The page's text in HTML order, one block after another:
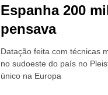
Espanha 200
pensava
Datação feita com técnicas
no sudoeste do país no
único na Europa